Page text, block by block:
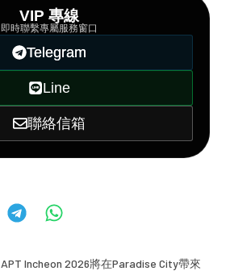
VIP 專線
即時聯繫專屬服務窗口
Telegram
Line
聯絡信箱
APT Incheon 2026將在Paradise City帶來